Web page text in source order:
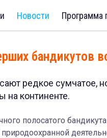
Новости Программа
бандикутов
редкое сумчатое,
на континенте.
полосатого